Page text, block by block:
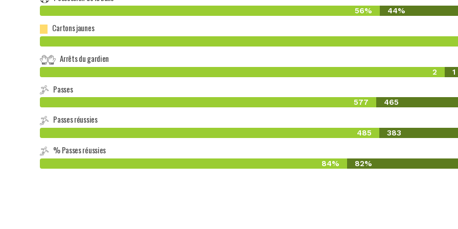
56% 44%
Cartons jaunes
Arrêts du gardien
2 1
Passes
577 465
Passes réussies
485 383
% Passes réussies
84% 82%